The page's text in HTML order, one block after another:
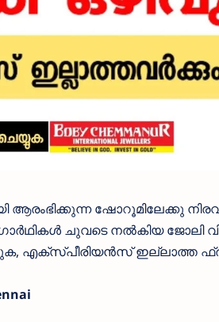
ആരംഭിക്കുന്ന ഷോറൂമിലേക്കു
ചുവടെ നൽകിയ ജോലി
എക്സ്പീരിയൻസ് ഇല്ലാത്ത